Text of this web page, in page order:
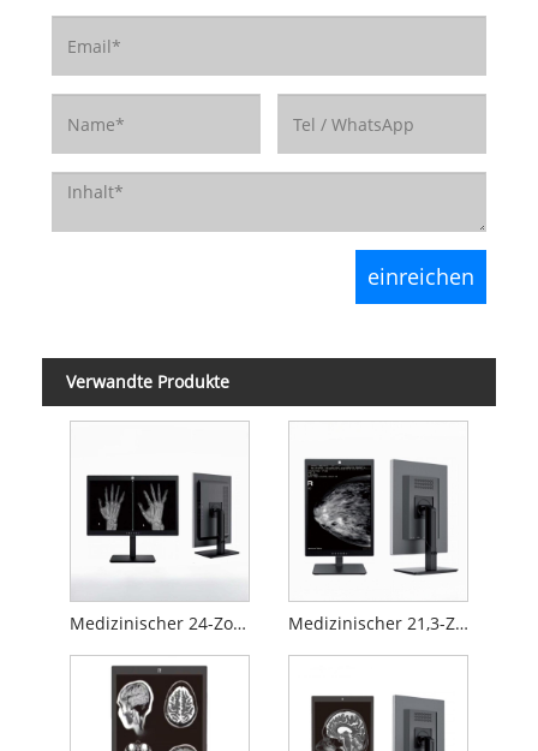
Verwandte Produkte
Medizinischer 24-Zoll-2MP-Diagnosemonitor Medizinischer 21,3-Zoll-5MP-Diagnosemonitor